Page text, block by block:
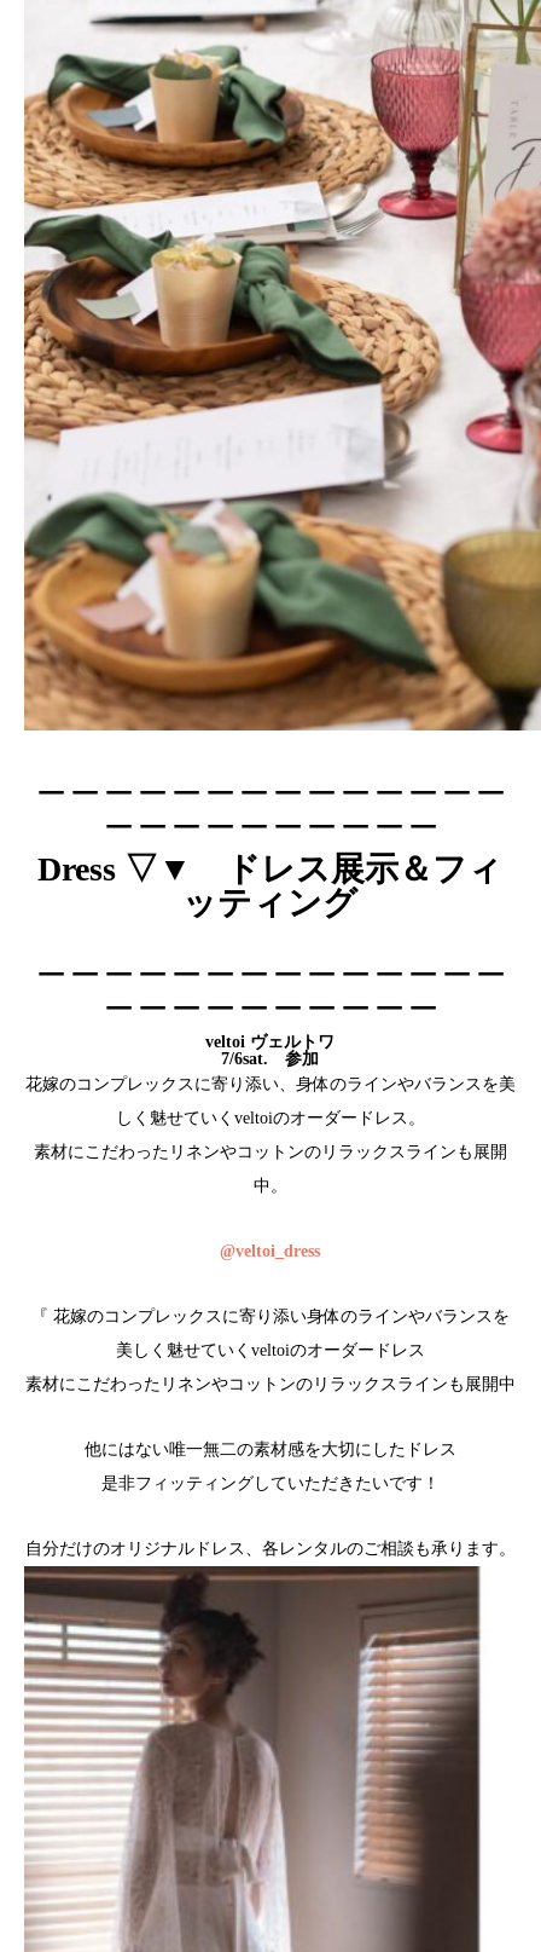
Dress ▽▼
ドレス展示＆フィ
ッティング
veltoi ヴェルトワ
7/6sat. 参加
花嫁のコンプレックスに寄り添い、身体のラインやバランスを美
しく魅せていくveltoiのオーダードレス。
素材にこだわったリネンやコットンのリラックスラインも展開
中。
@veltoi_dress
『 花嫁のコンプレックスに寄り添い身体のラインやバランスを
美しく魅せていくveltoiのオーダードレス
素材にこだわったリネンやコットンのリラックスラインも展開中
他にはない唯一無二の素材感を大切にしたドレス
是非フィッティングしていただきたいです！
自分だけのオリジナルドレス、各レンタルのご相談も承ります。